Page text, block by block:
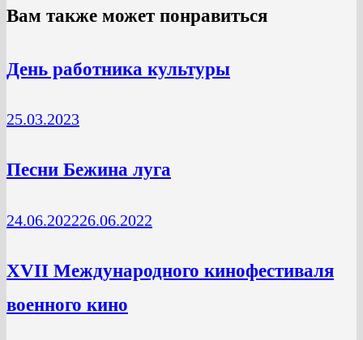
Вам также может понравиться
День работника культуры
25.03.2023
Песни Бежина луга
24.06.202226.06.2022
ХVII Международного кинофестиваля
военного кино